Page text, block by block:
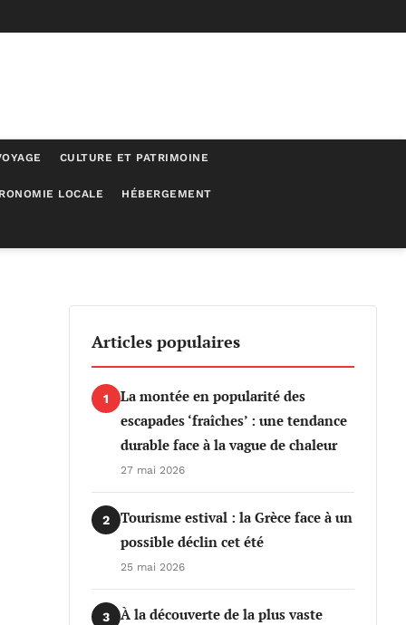
CULTURE ET PATRIMOINE
LOCALE HÉBERGEMENT
Articles populaires
1
La montée en popularité des
escapades ‘fraîches’ : une tendance
durable face à la vague de chaleur
27 mai 2026
2
Tourisme estival : la Grèce face à un
possible déclin cet été
25 mai 2026
3
À la découverte de la plus vaste